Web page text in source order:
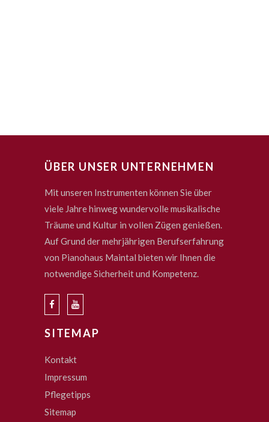
ÜBER UNSER UNTERNEHMEN
Mit unseren Instrumenten können Sie über
viele Jahre hinweg wundervolle musikalische
Träume und Kultur in vollen Zügen genießen.
Auf Grund der mehrjährigen Berufserfahrung
von Pianohaus Maintal bieten wir Ihnen die
notwendige Sicherheit und Kompetenz.
SITEMAP
Kontakt
Impressum
Pflegetipps
Sitemap